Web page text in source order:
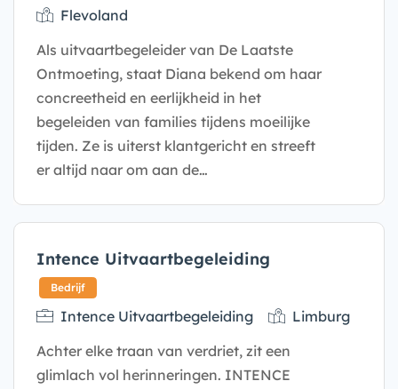
Bedrijf
Flevoland
Als uitvaartbegeleider van De Laatste
Ontmoeting, staat Diana bekend om haar
concreetheid en eerlijkheid in het
begeleiden van families tijdens moeilijke
tijden. Ze is uiterst klantgericht en streeft
er altijd naar om aan de…
Intence Uitvaartbegeleiding
Intence Uitvaartbegeleiding
Limburg
Achter elke traan van verdriet, zit een
glimlach vol herinneringen. INTENCE